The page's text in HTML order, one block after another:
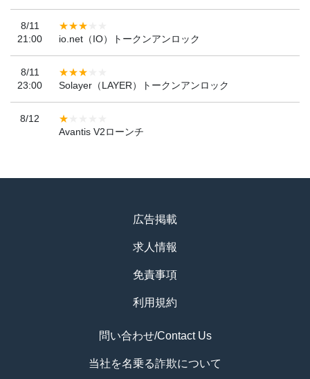
8/11
21:00
io.net（IO）トークンアンロック
8/11
23:00
Solayer（LAYER）トークンアンロック
8/12
Avantis V2ローンチ
広告掲載
求人情報
免責事項
利用規約
問い合わせ/Contact Us
当社を名乗る詐欺について